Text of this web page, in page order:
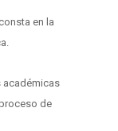
en la
académicas
de